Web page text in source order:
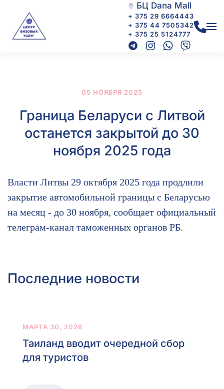
БЦ Dana Mall
+ 375 29 6664443
+ 375 44 7505342
+ 375 25 5124777
05 НОЯБРЯ 2025
Граница Беларуси с Литвой
останется закрытой до 30
ноября 2025 года
Власти Литвы 29 октября 2025 года продлили
закрытие автомобильной границы с Беларусью
на месяц - до 30 ноября, сообщает официальный
телеграм-канал таможенных органов РБ.
Последние новости
МАРТА 30, 2026
Таиланд вводит очередной сбор
для туристов